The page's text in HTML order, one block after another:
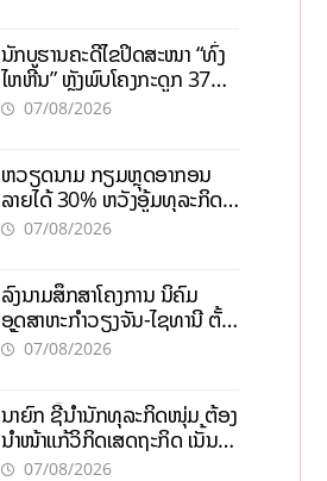
ນັກບູຮານຄະດີໄຂປິດສະໜາ “ທົ່ງ
ໄຫຫີນ” ຫຼັງພົບໂຄງກະດູກ 37
ຄົນໃນຫີນຍັກ
07/08/2026
ຫວຽດນາມ ກຽມຫຼຸດອາກອນ
ລາຍໄດ້ 30% ຫວັງອູ້ມທຸລະກິດ
ຂະໜາດນ້ອຍ ແລະ ຈຸນລະ
07/08/2026
ລົງນາມສຶກສາໂຄງການ ນິຄົມ
ອຸດສາຫະກຳວຽງຈັນ-ໄຊທານີ ຕັ້ງ
ເປົ້າດຶງທຶນ 150 ລ້ານໂດລາ, ສ້າງ
07/08/2026
ນາຍົກ ຊີ້ນຳນັກທຸລະກິດໜຸ່ມ ຕ້ອງ
ນຳໜ້າແກ້ວິກິດເສດຖະກິດ ເນັ້ນດຶງ
ທຶນສາກົນ, ຫັນສູ່ດິຈິຕອນ
07/08/2026